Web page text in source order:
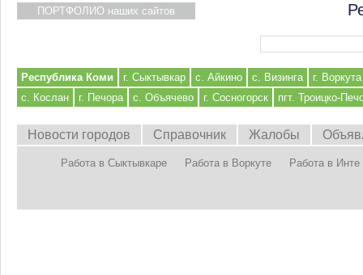
ПОРТФОЛИО наших сайтов
Республика Коми г. Сыктывкар с. Айкино с. Визинга
г. Воркута
с. Кослан
г. Печора с. Объячево г. Сосногорск пгт. Троицко-
Новости городов Справочник Жалобы
Работа в Сыктывкаре Работа в Воркуте Работа в Инте